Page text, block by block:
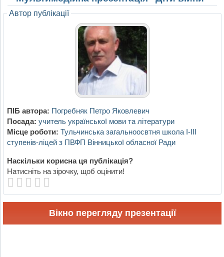
Автор публікації
ПІБ автора: Погребняк Петро Яковлевич
Посада: учитель української мови та літератури
Місце роботи: Тульчинська загальноосвтня школа І-ІІІ
ступенів-ліцей з ПВФП Вінницької обласної Ради
Наскільки корисна ця публікація?
Натисніть на зірочку, щоб оцінити!
Вікно перегляду презентації